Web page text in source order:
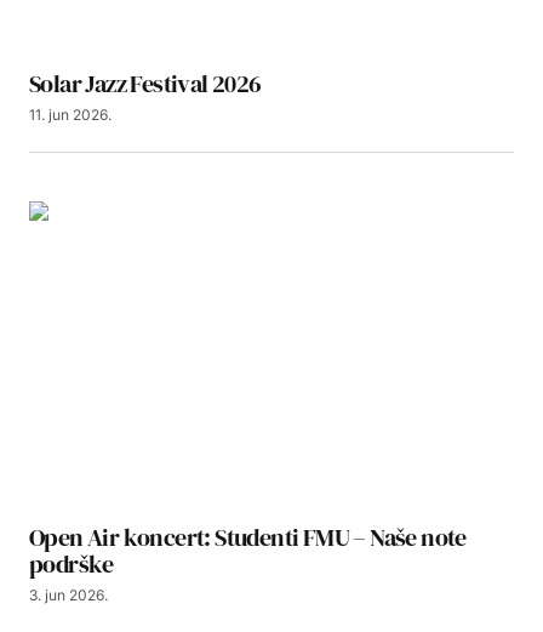
Solar Jazz Festival 2026
11. jun 2026.
Open Air koncert: Studenti FMU – Naše note
podrške
3. jun 2026.